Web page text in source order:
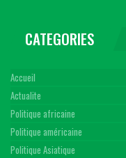
CATEGORIES
Accueil
Actualite
Politique africaine
Politique américaine
Politique Asiatique